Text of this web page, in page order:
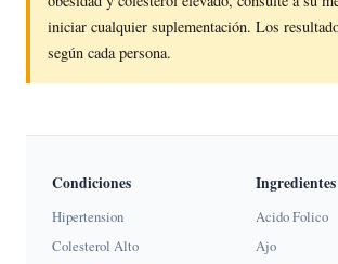
iniciar cualquier suplementación. Los
según cada persona.
Condiciones
Hipertension
Colesterol Alto
Ingredientes
Acido Folico
Ajo